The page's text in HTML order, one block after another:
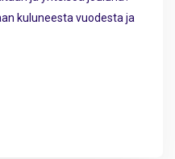
kuluneesta vuodesta ja